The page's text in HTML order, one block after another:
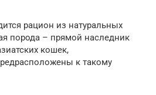
рацион из натуральных
порода – прямой наследник
кошек,
к такому